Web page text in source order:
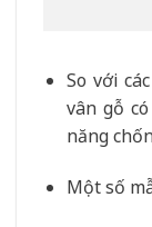
So với
vân gỗ
năng
Một số